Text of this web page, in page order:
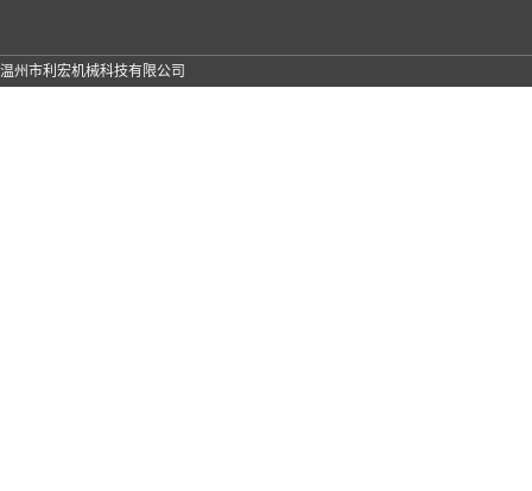
温州市利宏机械科技有限公司